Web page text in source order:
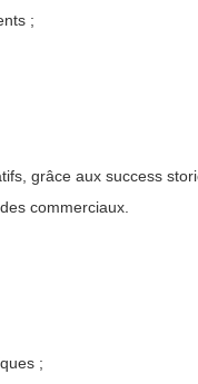
;
grâce aux success
commerciaux.
;